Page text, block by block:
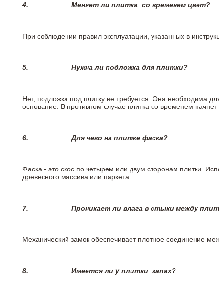
4. Меняет ли плитка со временем цвет?
При соблюдении правил эксплуатации, указанных в
5. Нужна ли подложка для плитки?
Нет, подложка под плитку не требуется. Она необходима
основание. В противном случае плитка со временем
6.Для чего на плитке фаска?
Фаска - это скос по четырем или двум сторонам плитки.
древесного массива или паркета.
7. Проникает ли влага в стыки между
Механический замок обеспечивает плотное соединение
8. Имеется ли у плитки запах?